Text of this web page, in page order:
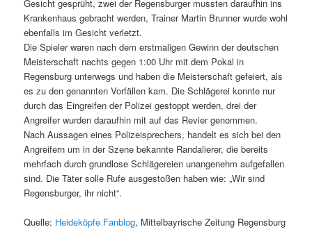
Gesicht gesprüht, zwei der Regensburger mussten daraufhin ins
Krankenhaus gebracht werden, Trainer Martin Brunner wurde wohl
ebenfalls im Gesicht verletzt.
Die Spieler waren nach dem erstmaligen Gewinn der deutschen
Meisterschaft nachts gegen 1:00 Uhr mit dem Pokal in
Regensburg unterwegs und haben die Meisterschaft gefeiert, als
es zu den genannten Vorfällen kam. Die Schlägerei konnte nur
durch das Eingreifen der Polizei gestoppt werden, drei der
Angreifer wurden daraufhin mit auf das Revier genommen.
Nach Aussagen eines Polizeisprechers, handelt es sich bei den
Angreifern um in der Szene bekannte Randalierer, die bereits
mehrfach durch grundlose Schlägereien unangenehm aufgefallen
sind. Die Täter solle Rufe ausgestoßen haben wie: „Wir sind
Regensburger, ihr nicht“.
Quelle: Heideköpfe Fanblog, Mittelbayrische Zeitung Regensburg